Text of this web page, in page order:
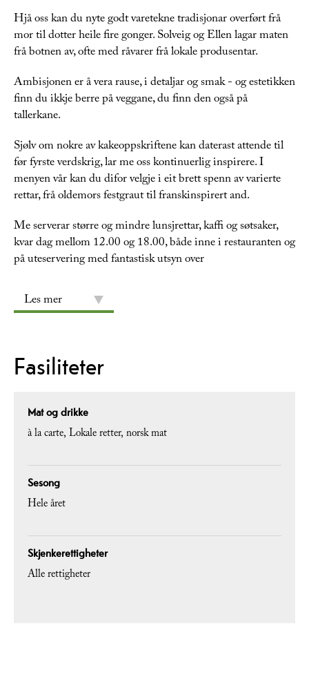
Hjå oss kan du nyte godt varetekne tradisjonar overført frå
mor til dotter heile fire gonger. Solveig og Ellen lagar maten
frå botnen av, ofte med råvarer frå lokale produsentar.
Ambisjonen er å vera rause, i detaljar og smak - og estetikken
finn du ikkje berre på veggane, du finn den også på
tallerkane.
Sjølv om nokre av kakeoppskriftene kan daterast attende til
før fyrste verdskrig, lar me oss kontinuerlig inspirere. I
menyen vår kan du difor velgje i eit brett spenn av varierte
rettar, frå oldemors festgraut til franskinspirert and.
Me serverar større og mindre lunsjrettar, kaffi og søtsaker,
kvar dag mellom 12.00 og 18.00, både inne i restauranten og
på uteservering med fantastisk utsyn over
Les mer
Fasiliteter
Mat og drikke
à la carte Lokale retter norsk mat
Sesong
Hele året
Skjenkerettigheter
Alle rettigheter